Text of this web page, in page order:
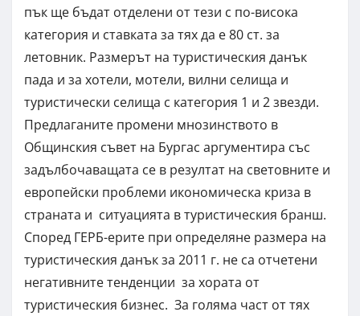
пък ще бъдат отделени от тези с по-висока
категория и ставката за тях да е 80 ст. за
летовник. Размерът на туристическия данък
пада и за хотели, мотели, вилни селища и
туристически селища с категория 1 и 2 звезди.
Предлаганите промени мнозинството в
Общинския съвет на Бургас аргументира със
задълбочаващата се в резултат на световните и
европейски проблеми икономическа криза в
страната и ситуацията в туристическия бранш.
Според ГЕРБ-ерите при определяне размера на
туристическия данък за 2011 г. не са отчетени
негативните тенденции за хората от
туристическия бизнес. За голяма част от тях